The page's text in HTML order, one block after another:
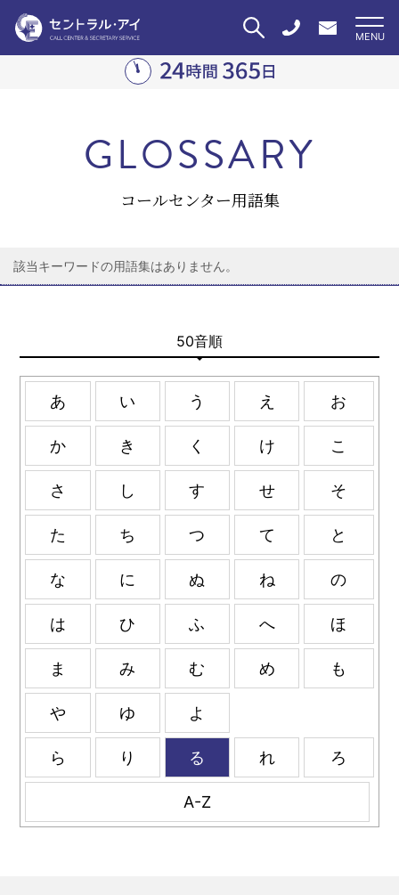
GLOSSARY
コールセンター用語集
50音順
あ い う え お
か き く け こ
さ し す せ そ
た ち つ て と
な に ぬ ね の
は ひ ふ へ ほ
ま み む め も
や ゆ よ
ら り る れ ろ
A-Z
該当キーワードの用語集はありません。